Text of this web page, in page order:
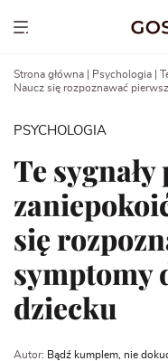
Show menu
Strona główna Psychologia
Naucz się rozpoznawać
PSYCHOLOGIA
Te
się
symptomy
dziecku
Autor: Bądź kumplem, nie